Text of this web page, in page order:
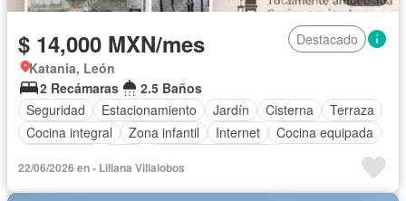
$ 14,000 MXN/mes
Destacado
Katania, León
2 Recámaras
2.5 Baños
Seguridad
Estacionamiento Jardín Cisterna
Terraza
Cocina integral
Zona infantil Internet
Cocina equipada
Caseta de vigilancia
Wifi
22/06/2026 en - Liliana Villalobos